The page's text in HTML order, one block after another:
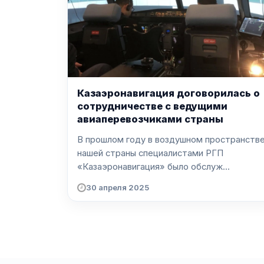
Казаэронавигация договорилась о
сотрудничестве с ведущими
авиаперевозчиками страны
В прошлом году в воздушном
нашей страны специалистами РГП
«Казаэронавигация» было обслуж...
30 апреля 2025